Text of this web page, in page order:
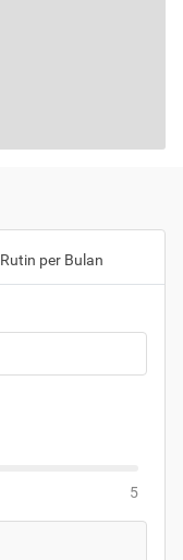
Rutin per Bulan
5